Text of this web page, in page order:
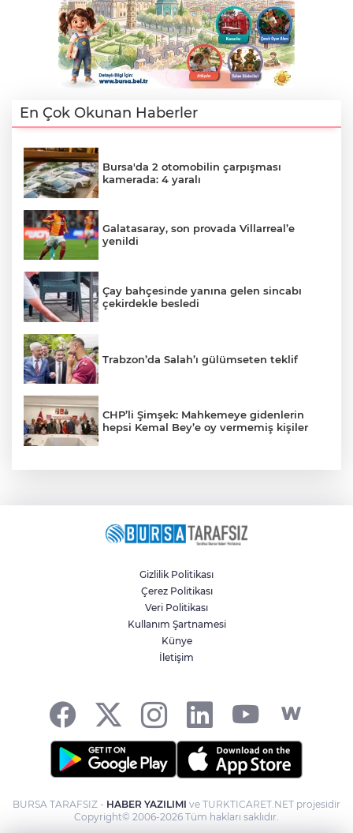
En Çok Okunan Haberler
Bursa'da 2 otomobilin çarpışması
kamerada: 4 yaralı
Galatasaray, son provada Villarreal’e
yenildi
Çay bahçesinde yanına gelen sincabı
çekirdekle besledi
Trabzon’da Salah’ı gülümseten teklif
CHP’li Şimşek: Mahkemeye gidenlerin
hepsi Kemal Bey’e oy vermemiş kişiler
Gizlilik Politikası
Çerez Politikası
Veri Politikası
Kullanım Şartnamesi
Künye
İletişim
BURSA TARAFSIZ - HABER YAZILIMI ve TURKTICARET.NET projesidir
Copyright© 2006-2026 Tüm hakları saklıdır.